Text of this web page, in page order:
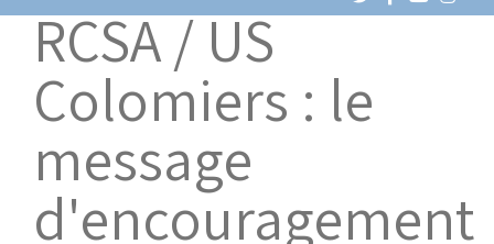
RCSA / US
Colomiers : le
message
d'encouragement